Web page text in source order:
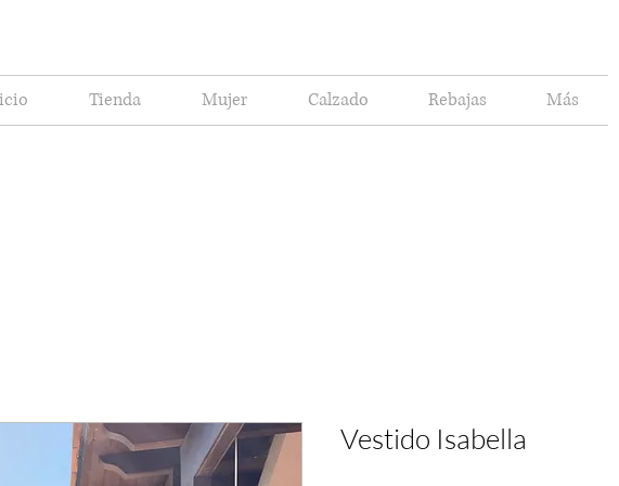
Tienda Mujer Calzado Rebajas Más
Vestido Isabella